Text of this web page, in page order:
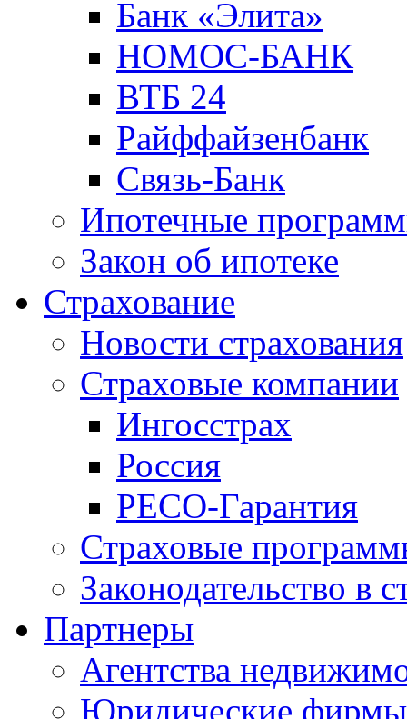
Банк «Элита»
НОМОС-БАНК
ВТБ 24
Райффайзенбанк
Связь-Банк
Ипотечные
Закон об ипотеке
Страхование
Новости страхования
Страховые компании
Ингосстрах
Россия
РЕСО-Гарантия
Страховые
Законодательство в
Партнеры
Агентства
Юридические фирмы